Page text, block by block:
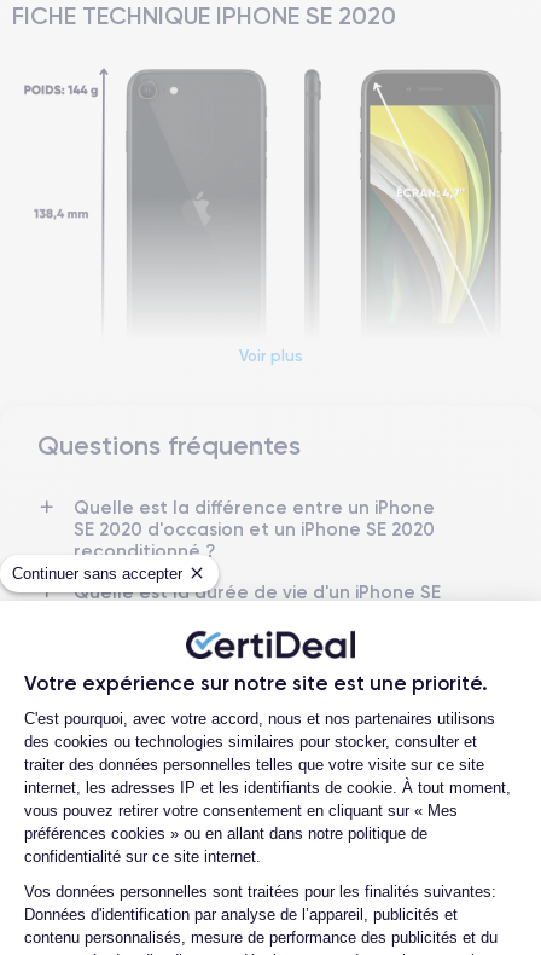
Continuer sans accepter
Votre expérience sur notre site est une priorité.
Plateforme de Gestion du
C'est pourquoi, avec votre accord, nous et nos partenaires utilisons
des cookies ou technologies similaires pour stocker, consulter et
traiter des données personnelles telles que votre visite sur ce site
internet, les adresses IP et les identifiants de cookie. À tout moment,
vous pouvez retirer votre consentement en cliquant sur « Mes
préférences cookies » ou en allant dans notre politique de
confidentialité sur ce site internet.
Vos données personnelles sont traitées pour les finalités suivantes:
Données d'identification par analyse de l’appareil, publicités et
contenu personnalisés, mesure de performance des publicités et du
Axeptio consent
FICHE TECHNIQUE IPHONE SE 2020
Dimensions et poids iPhone SE 2020
Date de sortie
15/04/2020
Système exploit.
iOS (iOS 26)
Poids
IPS LCD 4.7 pouces
Résolution écran
1334 x 750 pixels
RAM
3 GO
Mémoire interne
64,128,256 GO
Nom de la puce
Apple A13 Bionic
Nombre de cœurs
6
Nom GPU
GPU 4 cœurs
Fréq. processeur
2.65 GHz
Voir plus
Questions fréquentes
Quelle est la différence entre un iPhone
SE 2020 d'occasion et un iPhone SE 2020
reconditionné ?
Quelle est la durée de vie d'un iPhone SE
Proposez-vous une assurance en cas de
casse due à des chocs ou à des chutes ?
Quelles sont les options disponibles sur
les batteries ?
Quels sont les accessoires inclus dans la
commande ?
Quelles garanties offrez-vous sur vos
produits ?
Quels sont vos modes de paiement ?
Est-il possible de payer l'iPhone SE 2020